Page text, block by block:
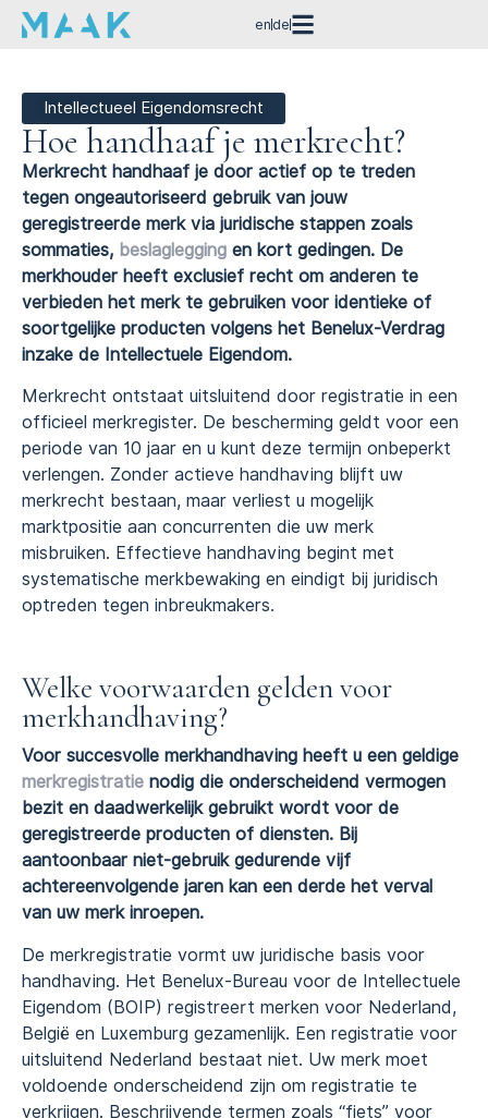
en de
Intellectueel Eigendomsrecht
Hoe handhaaf je merkrecht?
Merkrecht handhaaf je door actief op te treden
tegen ongeautoriseerd gebruik van jouw
geregistreerde merk via juridische stappen zoals
sommaties, beslaglegging en kort gedingen. De
merkhouder heeft exclusief recht om anderen te
verbieden het merk te gebruiken voor identieke of
soortgelijke producten volgens het Benelux-Verdrag
inzake de Intellectuele Eigendom.
Merkrecht ontstaat uitsluitend door registratie in een
officieel merkregister. De bescherming geldt voor een
periode van 10 jaar en u kunt deze termijn onbeperkt
verlengen. Zonder actieve handhaving blijft uw
merkrecht bestaan, maar verliest u mogelijk
marktpositie aan concurrenten die uw merk
misbruiken. Effectieve handhaving begint met
systematische merkbewaking en eindigt bij juridisch
optreden tegen inbreukmakers.
Welke voorwaarden gelden voor
merkhandhaving?
Voor succesvolle merkhandhaving heeft u een geldige
merkregistratie nodig die onderscheidend vermogen
bezit en daadwerkelijk gebruikt wordt voor de
geregistreerde producten of diensten. Bij
aantoonbaar niet-gebruik gedurende vijf
achtereenvolgende jaren kan een derde het verval
van uw merk inroepen.
De merkregistratie vormt uw juridische basis voor
handhaving. Het Benelux-Bureau voor de Intellectuele
Eigendom (BOIP) registreert merken voor Nederland,
België en Luxemburg gezamenlijk. Een registratie voor
uitsluitend Nederland bestaat niet. Uw merk moet
voldoende onderscheidend zijn om registratie te
verkrijgen. Beschrijvende termen zoals “fiets” voor